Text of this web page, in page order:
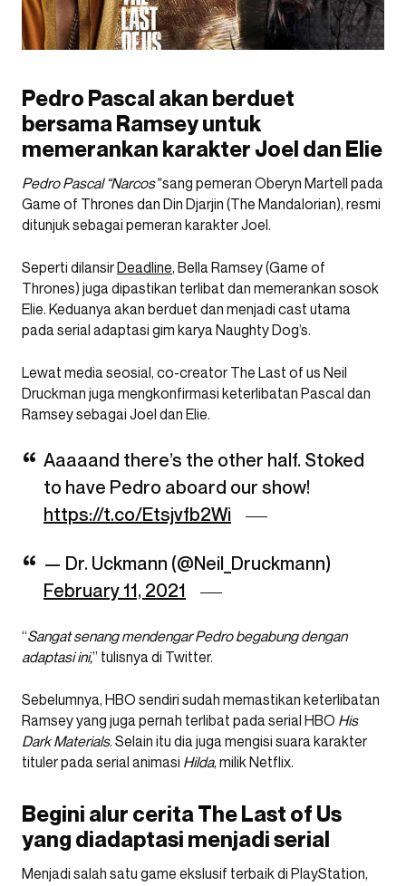
Pedro Pascal akan berduet
bersama Ramsey untuk
memerankan karakter Joel dan Elie
Pedro Pascal “Narcos”sang pemeran Oberyn Martell pada
Game of Thrones dan Din Djarjin (The Mandalorian), resmi
ditunjuk sebagai pemeran karakter Joel.
Seperti dilansirDeadline, Bella Ramsey (Game of
Thrones) juga dipastikan terlibat dan memerankan sosok
Elie. Keduanya akan berduet dan menjadi cast utama
pada serial adaptasi gim karya Naughty Dog’s.
Lewat media seosial, co-creator The Last of us Neil
Druckman juga mengkonfirmasi keterlibatan Pascal dan
Ramsey sebagai Joel dan Elie.
Aaaaand there’s the other half. Stoked
to have Pedro aboard our show!
https://t.co/Etsjvfb2Wi
— Dr. Uckmann (@Neil_Druckmann)
February 11, 2021
“Sangat senang mendengar Pedro begabung dengan
adaptasi ini,” tulisnya di Twitter.
Sebelumnya, HBO sendiri sudah memastikan keterlibatan
Ramsey yang juga pernah terlibat pada serial HBO His
Dark Materials. Selain itu dia juga mengisi suara karakter
tituler pada serial animasi Hilda, milik Netflix.
Begini alur cerita The Last of Us
yang diadaptasi menjadi serial
Menjadi salah satu game ekslusif terbaik di PlayStation,